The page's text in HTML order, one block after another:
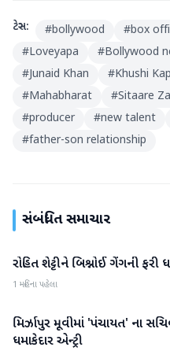
ટેગ્સ: #bollywood #box
#Loveyapa #Bollywood
#Junaid Khan #Khushi
#Mahabharat #Sitaare
#producer #new talent
#father-son relationship
સંબંધિત સમાચાર
મનોરંજન
રોહિત શેટ્ટીને બિશ્નોઈ ગેંગની
1 મહિના પહેલા
મનોરંજન
મિર્ઝાપુર મૂવીમાં 'પંચાયત' ના
ધમાકેદાર એન્ટ્રી